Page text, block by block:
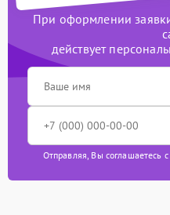
При оформлении
действует
Отправляя, Вы соглашаетесь с